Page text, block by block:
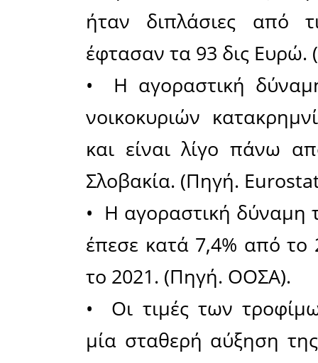
μαζί με
(Πηγή.
• Το
70η
χωρών, ως